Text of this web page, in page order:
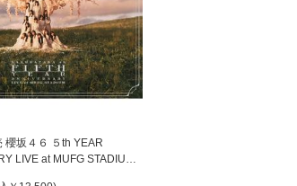
櫻坂４６ ５th YEAR
LIVE at MUFG STADIUM